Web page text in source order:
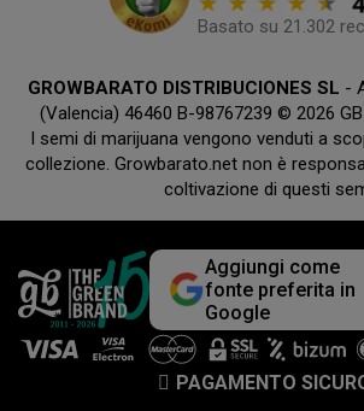
Basato su 21.302
GROWBARATO DISTRIBUCIONES SL -
(Valencia) 46460 B-98767239 © 2026
I semi di marijuana vengono venduti a
collezione. Growbarato.net non è
coltivazione di questi
Aggiungi come
fonte preferita in
Google
PAGAMENTO